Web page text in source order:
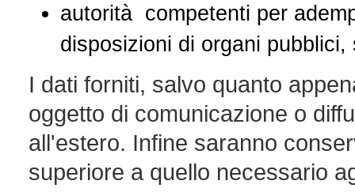
autorità competenti per
disposizioni di organi pubblici,
I dati forniti, salvo quanto
oggetto di comunicazione o
all'estero. Infine saranno
superiore a quello necessario